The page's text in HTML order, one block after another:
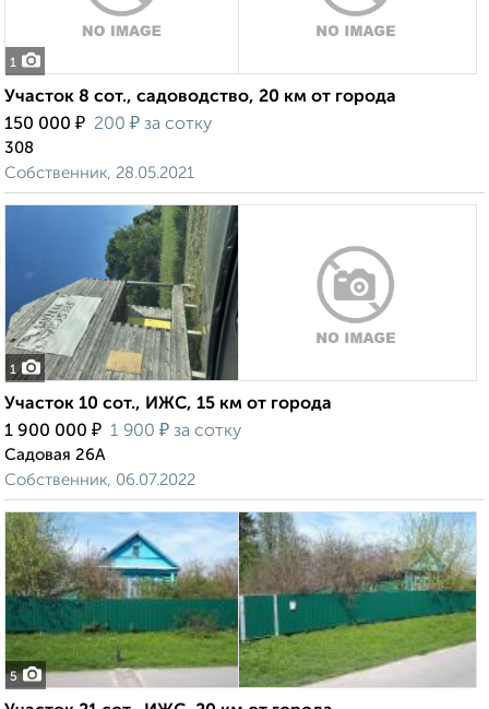
1
Участок 8 сот., садоводство, 20 км от города
150 000 ₽ 200 ₽ за сотку
308
Собственник, 28.05.2021
1
Участок 10 сот., ИЖС, 15 км от города
1 900 000 ₽ 1 900 ₽ за сотку
Садовая 26А
Собственник, 06.07.2022
5